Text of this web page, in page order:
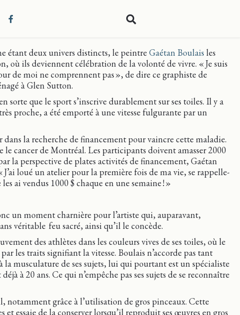
étant deux univers distincts, le peintre Gaétan Boulais les
où ils deviennent célébration de la volonté de vivre. « Je suis
de moi ne comprennent pas », de dire ce graphiste de
à Glen Sutton.
sorte que le sport s’inscrive durablement sur ses toiles. Il y a
proche, a été emporté à une vitesse fulgurante par un
la recherche de financement pour vaincre cette maladie.
le cancer de Montréal. Les participants doivent amasser 2000
la perspective de plates activités de financement, Gaétan
loué un atelier pour la première fois de ma vie, se rappelle-
ai vendus 1000 $ chaque en une semaine ! »
un moment charnière pour l’artiste qui, auparavant,
véritable feu sacré, ainsi qu’il le concède.
des athlètes dans les couleurs vives de ses toiles, où le
les traits signifiant la vitesse. Boulais n’accorde pas tant
musculature de ses sujets, lui qui pourtant est un spécialiste
à 20 ans. Ce qui n’empêche pas ses sujets de se reconnaître
notamment grâce à l’utilisation de gros pinceaux. Cette
et essaie de la conserver lorsqu’il reproduit ses œuvres en gros